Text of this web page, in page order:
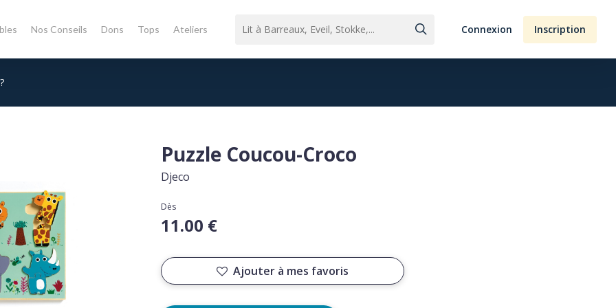
Nos Conseils Dons Tops Ateliers Connexion Inscription
Puzzle Coucou-Croco
Djeco
Dès
11.00 €
Ajouter à mes favoris